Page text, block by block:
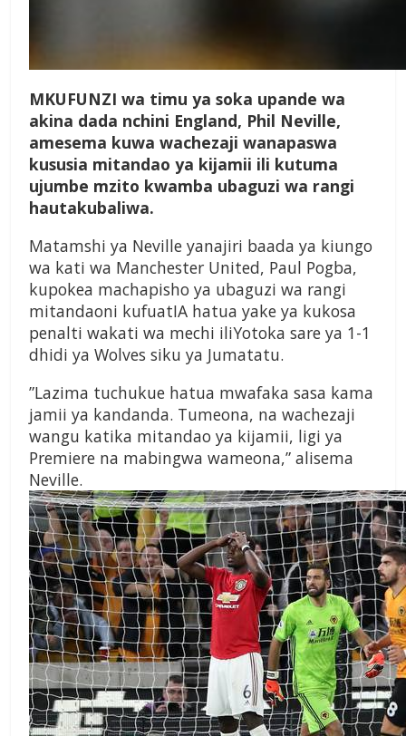
MKUFUNZI wa timu ya soka upande wa
akina dada nchini England, Phil Neville,
amesema kuwa wachezaji wanapaswa
kususia mitandao ya kijamii ili kutuma
ujumbe mzito kwamba ubaguzi wa rangi
hautakubaliwa.
Matamshi ya Neville yanajiri baada ya kiungo
wa kati wa Manchester United, Paul Pogba,
kupokea machapisho ya ubaguzi wa rangi
mitandaoni kufuatIA hatua yake ya kukosa
penalti wakati wa mechi iliYotoka sare ya 1-1
dhidi ya Wolves siku ya Jumatatu.
”Lazima tuchukue hatua mwafaka sasa kama
jamii ya kandanda. Tumeona, na wachezaji
wangu katika mitandao ya kijamii, ligi ya
Premiere na mabingwa wameona,” alisema
Neville.